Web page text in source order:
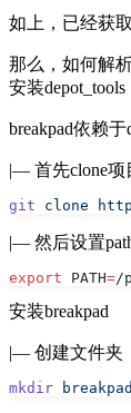
如上，已经获取
那么，如何解
安装depot_tools
breakpad依赖于
|— 首先clone项
git clone
|— 然后设置
export PATH=/
安装breakpad
|— 创建文件夹
mkdir breakpad